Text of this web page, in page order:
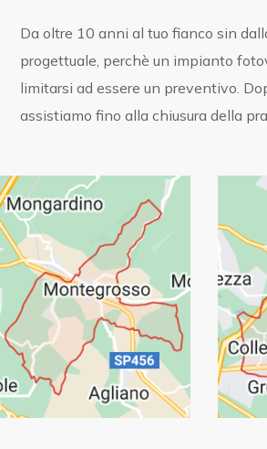
Da oltre 10 anni al tuo fianco sin
progettuale, perchè un impianto
limitarsi ad essere un preventivo.
assistiamo fino alla chiusura della
Civile abitazione
Montegrosso
(AT) – 15 kW